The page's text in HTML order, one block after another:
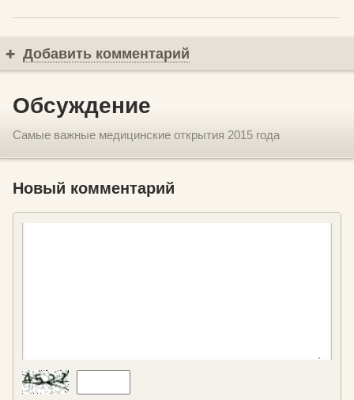
Добавить комментарий
Обсуждение
Самые важные медицинские открытия 2015 года
Новый комментарий